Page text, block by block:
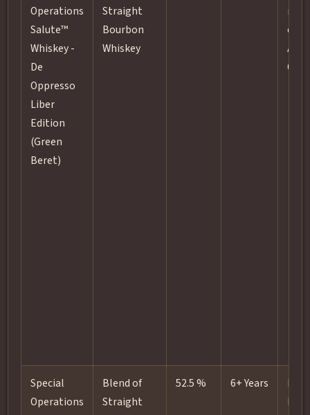
Operations
Salute™
Whiskey -
De
Oppresso
Liber
Edition
(Green
Beret)
Straight
Bourbon
Whiskey
Oak
Special
Operations
Blend of
Straight
52.5 % 6+ Years
New